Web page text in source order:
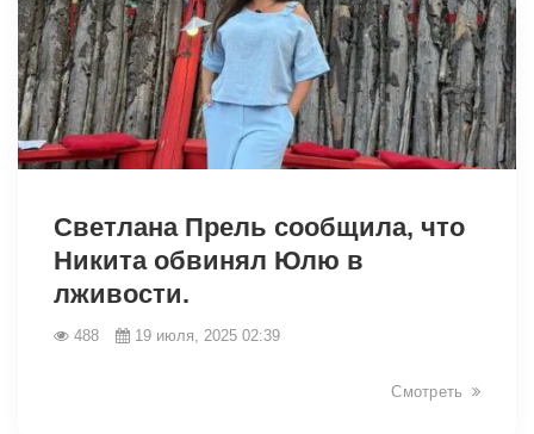
Светлана Прель сообщила, что
Никита обвинял Юлю в
лживости.
488 19 июля, 2025 02:39
Смотреть